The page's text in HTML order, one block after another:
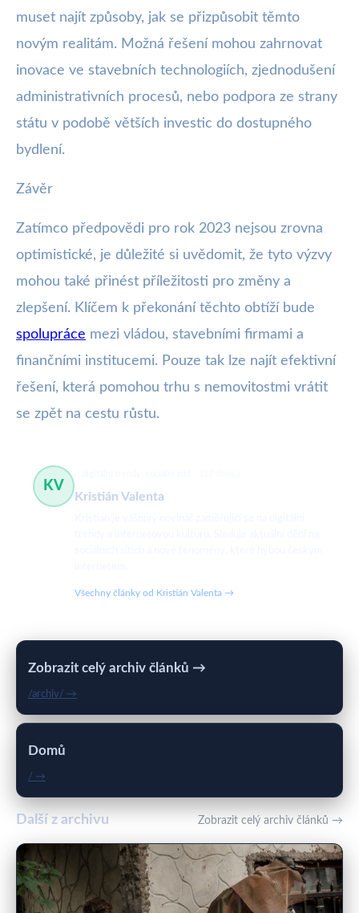
muset najít způsoby, jak se přizpůsobit těmto
novým realitám. Možná řešení mohou zahrnovat
inovace ve stavebních technologiích, zjednodušení
administrativních procesů, nebo podpora ze strany
státu v podobě větších investic do dostupného
bydlení.
Závěr
Zatímco předpovědi pro rok 2023 nejsou zrovna
optimistické, je důležité si uvědomit, že tyto výzvy
mohou také přinést příležitosti pro změny a
zlepšení. Klíčem k překonání těchto obtíží bude
spolupráce mezi vládou, stavebními firmami a
finančními institucemi. Pouze tak lze najít efektivní
řešení, která pomohou trhu s nemovitostmi vrátit
se zpět na cestu růstu.
KV
Kristián Valenta
Všechny články od Kristián Valenta →
Zobrazit celý archiv článků →
/archiv/ →
Domů
/ →
Další z archivu Zobrazit celý archiv článků →